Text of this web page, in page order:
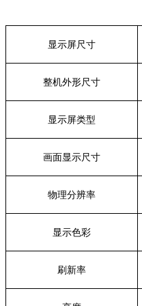
显示屏尺寸
整机外形尺寸
显示屏类型
画面显示尺寸
物理分辨率
显示色彩
刷新率